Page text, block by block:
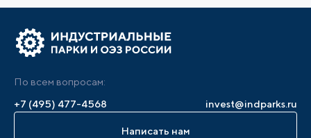
По всем вопросам:
+7 (495) 477-4568
invest@indparks.ru
Написать нам